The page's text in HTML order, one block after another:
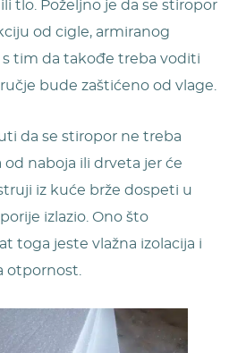
tlo. Poželjno je da se stiropor
od cigle, armiranog
s tim da takođe treba voditi
bude zaštićeno od vlage.
da se stiropor ne treba
naboja ili drveta jer će
iz kuće brže dospeti u
izlazio. Ono što
toga jeste vlažna izolacija i
otpornost.